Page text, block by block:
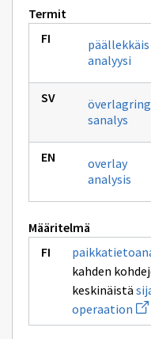
Termit
päällekkäis
analyysi
överlagring
sanalys
overlay
analysis
Määritelmä
kahden
keskinäistä
operaation